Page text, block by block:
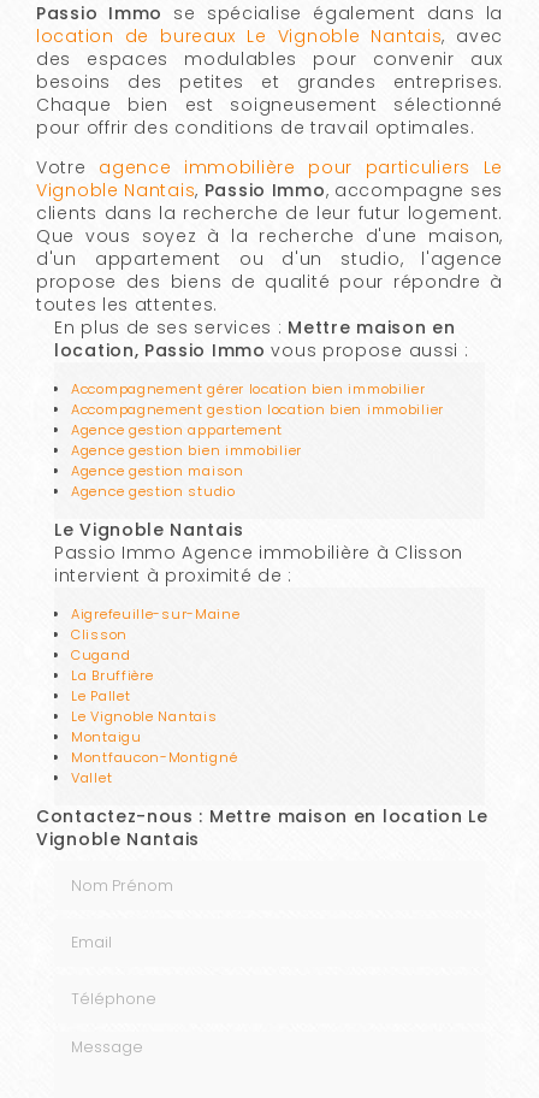
Passio Immo se spécialise également dans la
location de bureaux Le Vignoble Nantais, avec
des espaces modulables pour convenir aux
besoins des petites et grandes entreprises.
Chaque bien est soigneusement sélectionné
pour offrir des conditions de travail optimales.
Votre agence immobilière pour particuliers Le
Vignoble Nantais, Passio Immo, accompagne ses
clients dans la recherche de leur futur logement.
Que vous soyez à la recherche d'une maison,
d'un appartement ou d'un studio, l'agence
propose des biens de qualité pour répondre à
toutes les attentes.
En plus de ses services : Mettre maison en
location, Passio Immo vous propose aussi :
Accompagnement gérer location bien immobilier
Accompagnement gestion location bien immobilier
Agence gestion appartement
Agence gestion bien immobilier
Agence gestion maison
Agence gestion studio
Le Vignoble Nantais
Passio Immo Agence immobilière à Clisson
intervient à proximité de :
Aigrefeuille-sur-Maine
Clisson
Cugand
La Bruffière
Le Pallet
Le Vignoble Nantais
Montaigu
Montfaucon-Montigné
Vallet
Contactez-nous : Mettre maison en location Le
Vignoble Nantais
Message